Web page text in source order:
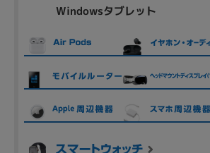
Windowsタブレット
Webカメラ内蔵
ランク
商品状態の絞り込み
新品/未使用 中古 新品